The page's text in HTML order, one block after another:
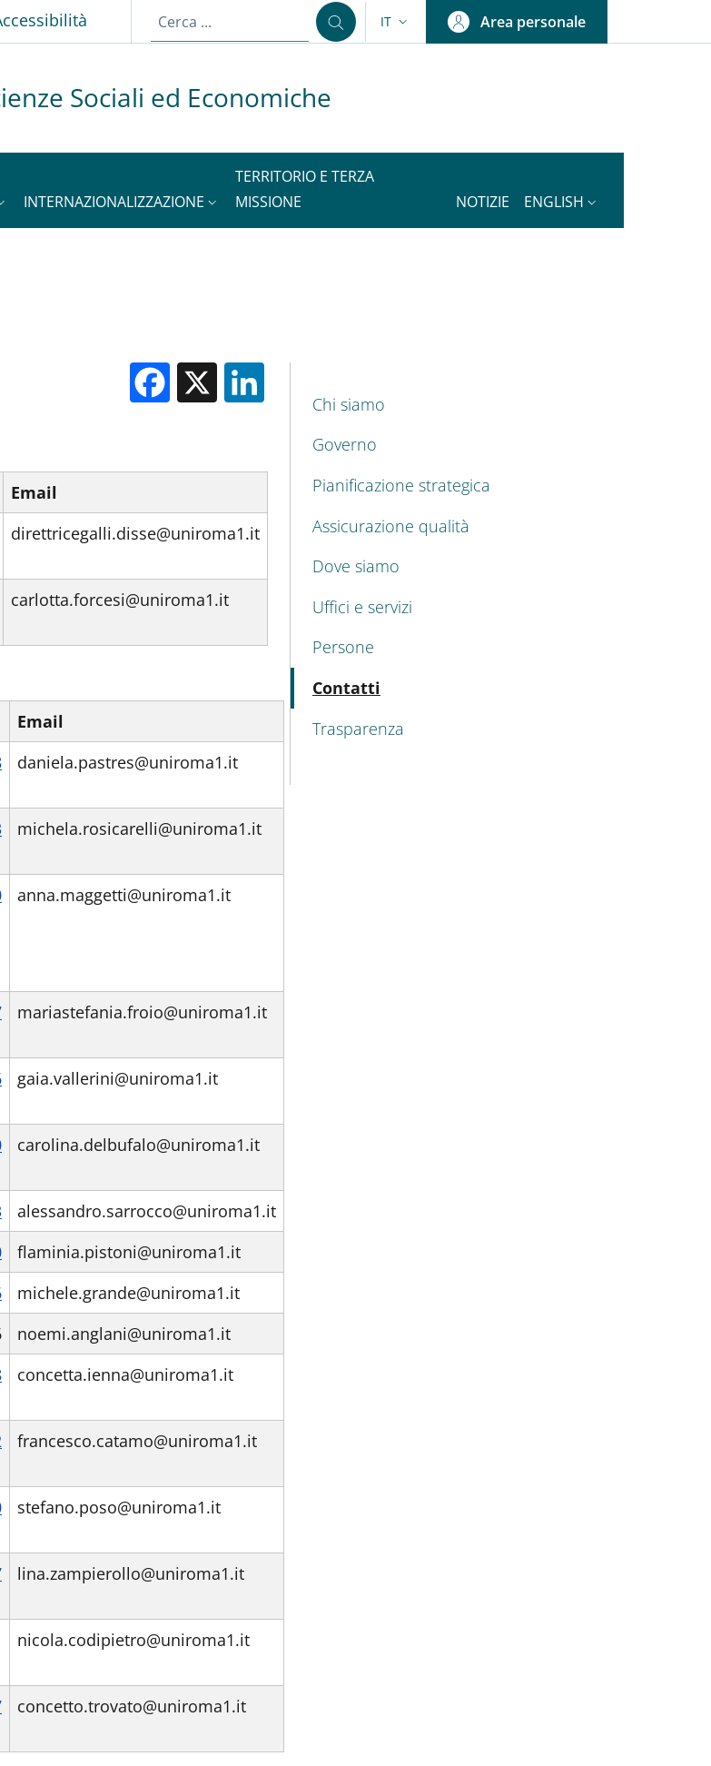
SELETTORE LINGUA: CURRENT LANGUAGE
IT Area personale
Sociali ed Economiche
INTERNAZIONALIZZAZIONE
TERRITORIO E TERZA
MISSIONE
NOTIZIE ENGLISH
Facebook
X
Email
direttricegalli.disse@uniroma1.it
carlotta.forcesi@uniroma1.it
Email
daniela.pastres@uniroma1.it
michela.rosicarelli@uniroma1.it
anna.maggetti@uniroma1.it
mariastefania.froio@uniroma1.it
gaia.vallerini@uniroma1.it
carolina.delbufalo@uniroma1.it
alessandro.sarrocco@uniroma1.it
flaminia.pistoni@uniroma1.it
michele.grande@uniroma1.it
noemi.anglani@uniroma1.it
concetta.ienna@uniroma1.it
francesco.catamo@uniroma1.it
stefano.poso@uniroma1.it
lina.zampierollo@uniroma1.it
nicola.codipietro@uniroma1.it
concetto.trovato@uniroma1.it
MAIN NAVIGATION
Chi siamo
Governo
Pianificazione strategica
Assicurazione qualità
Dove siamo
Uffici e servizi
Persone
Contatti
Trasparenza